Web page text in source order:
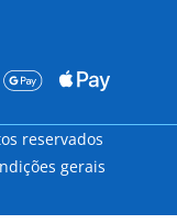
reservados
gerais